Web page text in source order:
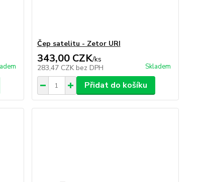
Čep satelitu - Zetor URI
343,00 CZK/ks
283,47 CZK bez DPH Skladem
Přidat do košíku